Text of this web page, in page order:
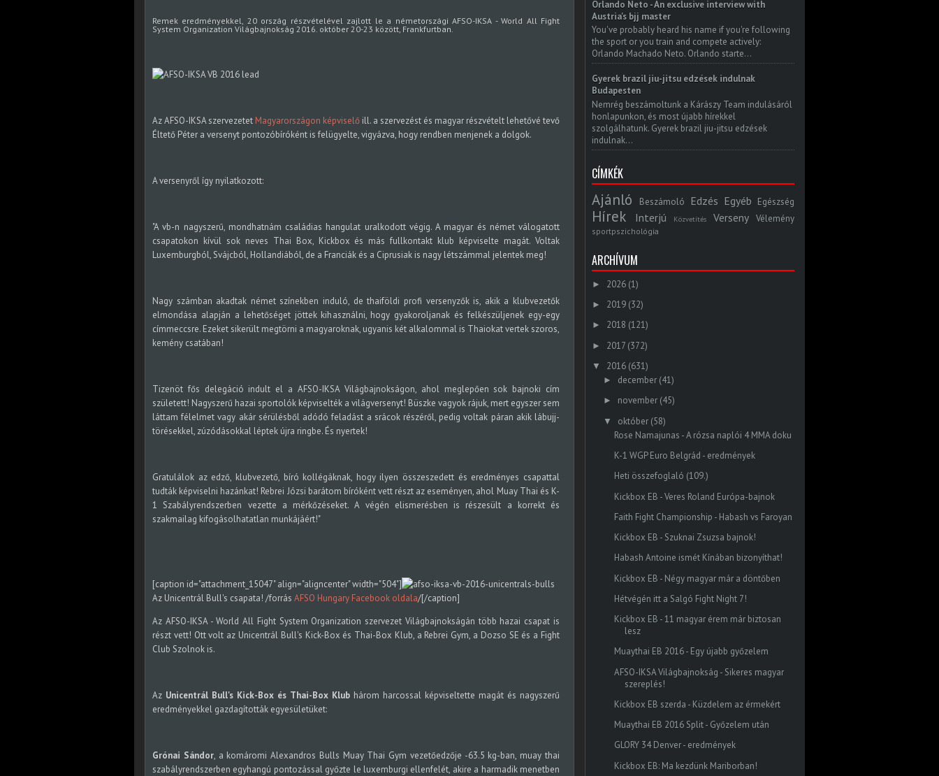
Remek eredményekkel, 20 ország részvételével zajlott le a németországi AFSO-IKSA - World All Fight
System Organization Világbajnokság 2016. október 20-23 között, Frankfurtban.
Az AFSO-IKSA szervezetet Magyarországon képviselő ill. a szervezést és magyar részvételt lehetővé tevő
Éltető Péter a versenyt pontozóbíróként is felügyelte, vigyázva, hogy rendben menjenek a dolgok.
A versenyről így nyilatkozott:
"A vb-n nagyszerű, mondhatnám családias hangulat uralkodott végig. A magyar és német válogatott
csapatokon kívül sok neves Thai Box, Kickbox és más fullkontakt klub képviselte magát. Voltak
Luxemburgból, Svájcból, Hollandiából, de a Franciák és a Ciprusiak is nagy létszámmal jelentek meg!
Nagy számban akadtak német színekben induló, de thaiföldi profi versenyzők is, akik a klubvezetők
elmondása alapján a lehetőséget jöttek kihasználni, hogy gyakoroljanak és felkészüljenek egy-egy
címmeccsre. Ezeket sikerült megtörni a magyaroknak, ugyanis két alkalommal is Thaiokat vertek szoros,
kemény csatában!
Tizenöt fős delegáció indult el a AFSO-IKSA Világbajnokságon, ahol meglepően sok bajnoki cím
született! Nagyszerű hazai sportolók képviselték a világversenyt! Büszke vagyok rájuk, mert egyszer sem
láttam félelmet vagy akár sérülésből adódó feladást a srácok részéről, pedig voltak páran akik lábujj-
törésekkel, zúzódásokkal léptek újra ringbe. És nyertek!
Gratulálok az edző, klubvezető, bíró kollégáknak, hogy ilyen összeszedett és eredményes csapattal
tudták képviselni hazánkat! Rebrei Józsi barátom bíróként vett részt az eseményen, ahol Muay Thai és K-
1 Szabályrendszerben vezette a mérkőzéseket. A végén elismerésben is részesült a korrekt és
szakmailag kifogásolhatatlan munkájáért!"
[caption id="attachment_15047" align="aligncenter" width="504"]
Az Unicentrál Bull's csapata! /forrás AFSO Hungary Facebook oldala/[/caption]
Az AFSO-IKSA - World All Fight System Organization szervezet Világbajnokságán több hazai csapat is
részt vett! Ott volt az Unicentrál Bull's Kick-Box és Thai-Box Klub, a Rebrei Gym, a Dozso SE és a Fight
Club Szolnok is.
Az Unicentrál Bull's Kick-Box és Thai-Box Klub három harcossal képviseltette magát és nagyszerű
eredményekkel gazdagították egyesületüket:
Grónai Sándor, a komáromi Alexandros Bulls Muay Thai Gym vezetőedzője -63.5 kg-ban, muay thai
szabályrendszerben egyhangú pontozással győzte le luxemburgi ellenfelét, akire a harmadik menetben
Orlando Neto - An exclusive interview with
Austria's bjj master
You've probably heard his name if you're following
the sport or you train and compete actively:
Orlando Machado Neto. Orlando starte...
Gyerek brazil jiu-jitsu edzések indulnak
Budapesten
Nemrég beszámoltunk a Kárászy Team indulásáról
honlapunkon, és most újabb hírekkel
szolgálhatunk. Gyerek brazil jiu-jitsu edzések
indulnak...
CÍMKÉK
Ajánló Beszámoló Edzés Egyéb Egészség
Hírek Interjú Közvetítés Verseny Vélemény
sportpszichológia
ARCHÍVUM
► 2026 (1)
► 2019 (32)
► 2018 (121)
► 2017 (372)
▼ 2016 (631)
► december (41)
► november (45)
▼ október (58)
Rose Namajunas - A rózsa naplói 4 MMA doku
K-1 WGP Euro Belgrád - eredmények
Heti összefoglaló (109.)
Kickbox EB - Veres Roland Európa-bajnok
Faith Fight Championship - Habash vs Faroyan
Kickbox EB - Szuknai Zsuzsa bajnok!
Habash Antoine ismét Kínában bizonyíthat!
Kickbox EB - Négy magyar már a döntőben
Hétvégén itt a Salgó Fight Night 7!
Kickbox EB - 11 magyar érem már biztosan
lesz
Muaythai EB 2016 - Egy újabb győzelem
AFSO-IKSA Világbajnokság - Sikeres magyar
szereplés!
Kickbox EB szerda - Küzdelem az érmekért
Muaythai EB 2016 Split - Győzelem után
GLORY 34 Denver - eredmények
Kickbox EB: Ma kezdünk Mariborban!